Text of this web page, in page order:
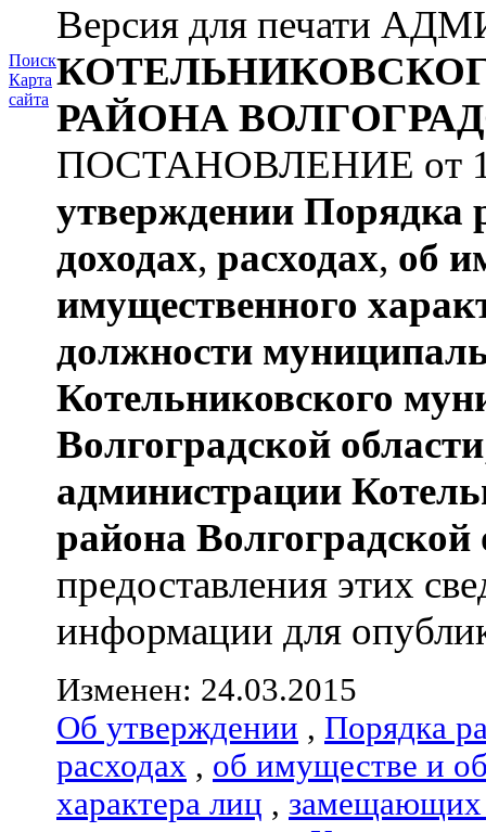
Поиск
Карта
сайта
Версия для печати
РАЙОНА
ПОСТАНОВЛЕНИЕ от
утверждении Порядка
доходах, расходах, об
имущественного
должности
Котельниковского
Волгоградской области
администрации
района Волгоградской
предоставления этих
информации для
Изменен: 24.03.2015
Об утверждении , Порядка
расходах , об имуществе и
характера лиц , замещающих